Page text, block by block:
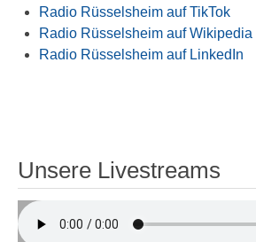
Radio Rüsselsheim auf TikTok
Radio Rüsselsheim auf Wikipedia
Radio Rüsselsheim auf LinkedIn
Unsere Livestreams